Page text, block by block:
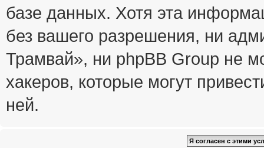
базе данных. Хотя эта
без вашего разрешения, ни
Трамвай», ни phpBB Group не
хакеров, которые могут
ней.